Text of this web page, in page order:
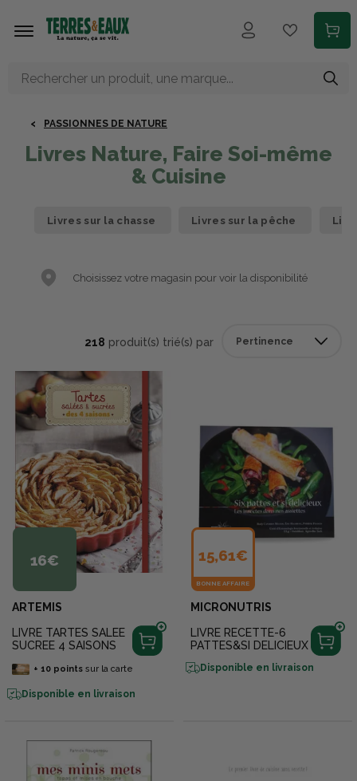
PASSIONNES DE NATURE
Livres Nature, Faire Soi-même
& Cuisine
Livres sur la chasse Livres sur la pêche
Choisissez votre magasin pour voir la disponibilité
218 produit(s) trié(s) par
16€
ARTEMIS
LIVRE TARTES SALEE
SUCREE 4 SAISONS
+ 10pointssur la carte
Disponible en livraison
15,61€
BONNE AFFAIRE
MICRONUTRIS
LIVRE RECETTE-6
PATTES&SI DELICIEUX
Disponible en livraison